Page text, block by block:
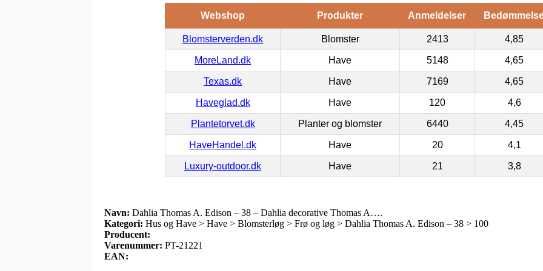
Webshop Produkter Anmeldelser
Blomsterverden.dk Blomster 2413 4,85
MoreLand.dk Have 5148 4,65
Texas.dk Have 7169 4,65
Haveglad.dk Have 120 4,6
Plantetorvet.dk Planter og blomster 6440 4,45
HaveHandel.dk Have 20 4,1
Luxury-outdoor.dk Have 21 3,8
Navn: Dahlia Thomas A. Edison – 38 – Dahlia decorative Thomas A….
Kategori: Hus og Have > Have > Blomsterløg > Frø og løg > Dahlia Thomas A. Edison – 38 > 100
Producent:
Varenummer: PT-21221
EAN: